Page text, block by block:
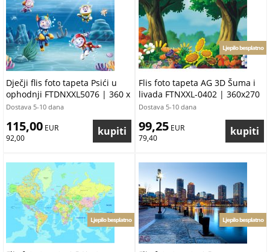
Dječji flis foto tapeta Psići u
ophodnji FTDNXXL5076 | 360 x
270 cm
Dostava 5-10 dana
115,00 EUR
92,00
Flis foto tapeta AG 3D Šuma i
livada FTNXXL-0402 | 360x270
cm
Ljepilo besplatno
Dostava 5-10 dana
99,25 EUR
79,40
Ljepilo besplatno Ljepilo besplatno